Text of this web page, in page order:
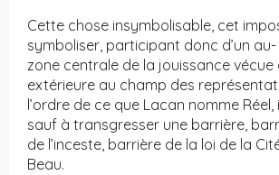
Cette chose insymbolisable, cet
symboliser, participant donc d’un au-
zone centrale de la jouissance vécue
extérieure au champ des
l’ordre de ce que Lacan nomme
sauf à transgresser une barrière,
de l’inceste, barrière de la loi de la
Beau.